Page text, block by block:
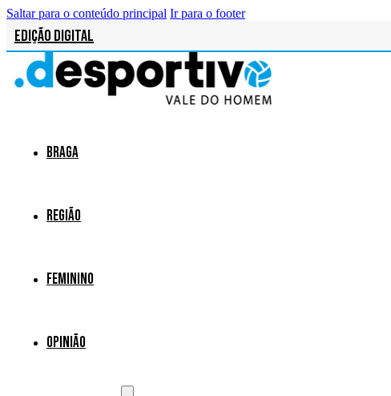
Saltar para o conteúdo principal Ir para o footer
Edição Digital
Braga
Região
Feminino
Opinião